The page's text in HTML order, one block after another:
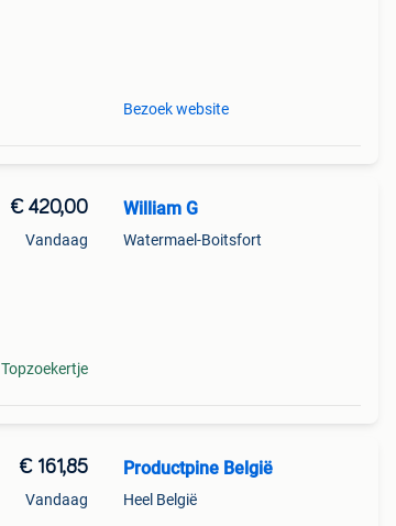
Bezoek website
€ 420,00
Vandaag
Topzoekertje
William G
Watermael-Boitsfort
€ 161,85
Vandaag
Productpine België
Heel België